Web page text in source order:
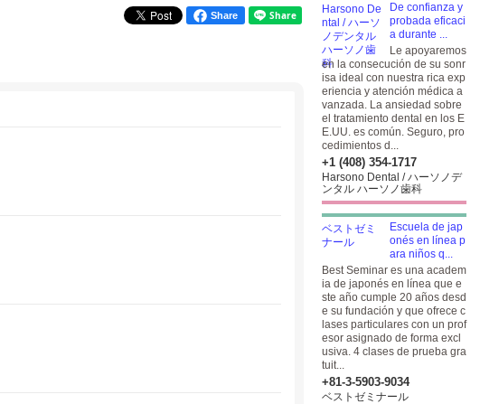
Share
De confianza y
probada eficaci
a durante ...
Le apoyaremos
en la consecución de su sonr
isa ideal con nuestra rica exp
eriencia y atención médica a
vanzada. La ansiedad sobre
el tratamiento dental en los E
E.UU. es común. Seguro, pro
cedimientos d...
+1 (408) 354-1717
Harsono Dental / ハーソノデ
ンタル ハーソノ歯科
Escuela de jap
onés en línea p
ara niños q...
Best Seminar es una academ
ia de japonés en línea que e
ste año cumple 20 años desd
e su fundación y que ofrece c
lases particulares con un prof
esor asignado de forma excl
usiva. 4 clases de prueba gra
tuit...
+81-3-5903​-9034
ベストゼミナール